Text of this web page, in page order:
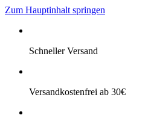
Zum Hauptinhalt springen
Schneller Versand
Versandkostenfrei ab 30€